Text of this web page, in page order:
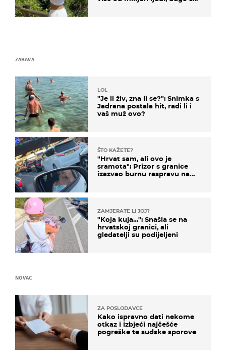
ZABAVA
LOL
"Je li živ, zna li se?": Snimka s
Jadrana postala hit, radi li i
vaš muž ovo?
ŠTO KAŽETE?
"Hrvat sam, ali ovo je
sramota": Prizor s granice
izazvao burnu raspravu na
ZAMJERATE LI JOJ?
"Koja kuja…": Snašla se na
hrvatskoj granici, ali
gledatelji su podijeljeni
NOVAC
ZA POSLODAVCE
Kako ispravno dati nekome
otkaz i izbjeći najčešće
pogreške te sudske sporove